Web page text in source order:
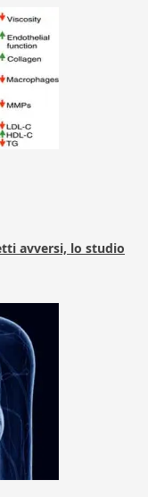
avversi, lo studio